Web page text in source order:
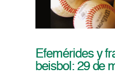
Efemérides y
beisbol: 29 de